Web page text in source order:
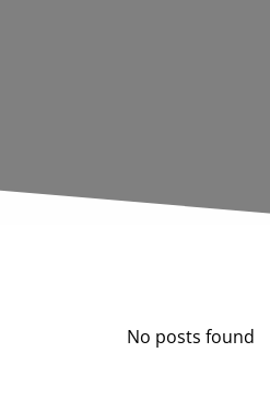
No posts found